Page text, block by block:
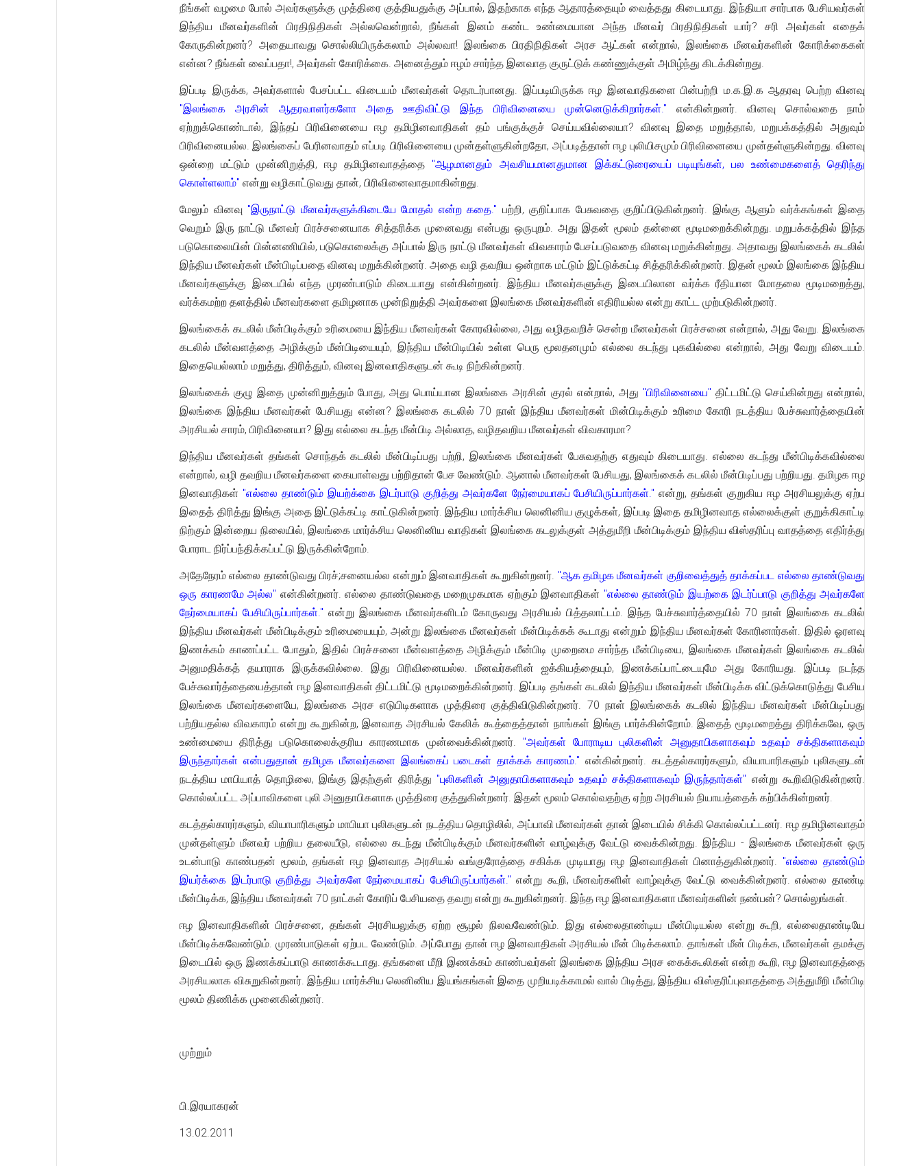
நீங்கள் வழமை போல் அவர்களுக்கு முத்திரை குத்தியதுக்கு அப்பால், இதற்காக எந்த ஆதாரத்தையும் வைத்தது கிடையாது. இந்தியா சார்பாக பேசியவர்கள்
இந்திய மீனவர்களின் பிரதிநிதிகள் அல்லவென்றால், நீங்கள் இனம் கண்ட உண்மையான அந்த மீனவர் பிரதிநிதிகள் யார்? சரி அவர்கள் எதைக்
கோருகின்றனர்? அதையாவது சொல்லியிருக்கலாம் அல்லவா! இலங்கை பிரதிநிதிகள் அரச ஆட்கள் என்றால், இலங்கை மீனவர்களின் கோரிக்கைகள்
என்ன? நீங்கள் வைப்பதா!, அவர்கள் கோரிக்கை. அனைத்தும் ஈழம் சார்ந்த இனவாத குருட்டுக் கண்ணுக்குள் அமிழ்ந்து கிடக்கின்றது.
இப்படி இருக்க, அவர்களால் பேசப்பட்ட விடையம் மீனவர்கள் தொடர்பானது. இப்படியிருக்க ஈழ இனவாதிகளை பின்பற்றி ம.க.இ.க ஆதரவு பெற்ற வினவு
"இலங்கை அரசின் ஆதரவாளர்களோ அதை ஊதிவிட்டு இந்த பிரிவினையை முன்னெடுக்கிறார்கள்." என்கின்றனர். வினவு சொல்வதை நாம்
ஏற்றுக்கொண்டால், இந்தப் பிரிவினையை ஈழ தமிழினவாதிகள் தம் பங்குக்குச் செய்யவில்லையா? வினவு இதை மறுத்தால், மறுபக்கத்தில் அதுவும்
பிரிவினையல்ல. இலங்கைப் பேரினவாதம் எப்படி பிரிவினையை முன்தள்ளுகின்றதோ, அப்படித்தான் ஈழ புலியிசமும் பிரிவினையை முன்தள்ளுகின்றது. வினவு
ஒன்றை மட்டும் முன்னிறுத்தி, ஈழ தமிழினவாதத்தை "ஆழமானதும் அவசியமானதுமான இக்கட்டுரையைப் படியுங்கள், பல உண்மைகளைத் தெரிந்து
கொள்ளலாம்" என்று வழிகாட்டுவது தான், பிரிவினைவாதமாகின்றது.
மேலும் வினவு "இருநாட்டு மீனவர்களுக்கிடையே மோதல் என்ற கதை." பற்றி, குறிப்பாக பேசுவதை குறிப்பிடுகின்றனர். இங்கு ஆளும் வர்க்கங்கள் இதை
வெறும் இரு நாட்டு மீனவர் பிரச்சனையாக சித்தரிக்க முனைவது என்பது ஒருபுறம். அது இதன் மூலம் தன்னை மூடிமறைக்கின்றது. மறுபக்கத்தில் இந்த
படுகொலையின் பின்னணியில், படுகொலைக்கு அப்பால் இரு நாட்டு மீனவர்கள் விவகாரம் பேசப்படுவதை வினவு மறுக்கின்றது. அதாவது இலங்கைக் கடலில்
இந்திய மீனவர்கள் மீன்பிடிப்பதை வினவு மறுக்கின்றனர். அதை வழி தவறிய ஒன்றாக மட்டும் இட்டுக்கட்டி சித்தரிக்கின்றனர். இதன் மூலம் இலங்கை இந்திய
மீனவர்களுக்கு இடையில் எந்த முரண்பாடும் கிடையாது என்கின்றனர். இந்திய மீனவர்களுக்கு இடையிலான வர்க்க ரீதியான மோதலை மூடிமறைத்து,
வர்க்கமற்ற தளத்தில் மீனவர்களை தமிழனாக முன்நிறுத்தி அவர்களை இலங்கை மீனவர்களின் எதிரியல்ல என்று காட்ட முற்படுகின்றனர்.
இலங்கைக் கடலில் மீன்பிடிக்கும் உரிமையை இந்திய மீனவர்கள் கோரவில்லை, அது வழிதவறிச் சென்ற மீனவர்கள் பிரச்சனை என்றால், அது வேறு. இலங்கை
கடலில் மீன்வளத்தை அழிக்கும் மீன்பிடியையும், இந்திய மீன்பிடியில் உள்ள பெரு மூலதனமும் எல்லை கடந்து புகவில்லை என்றால், அது வேறு விடையம்.
இதையெல்லாம் மறுத்து, திரித்தும், வினவு இனவாதிகளுடன் கூடி நிற்கின்றனர்.
இலங்கைக் குழு இதை முன்னிறுத்தும் போது, அது பொய்யான இலங்கை அரசின் குரல் என்றால், அது "பிரிவினையை" திட்டமிட்டு செய்கின்றது என்றால்,
இலங்கை இந்திய மீனவர்கள் பேசியது என்ன? இலங்கை கடலில் 70 நாள் இந்திய மீனவர்கள் மின்பிடிக்கும் உரிமை கோரி நடத்திய பேச்சுவார்த்தையின்
அரசியல் சாரம், பிரிவினையா? இது எல்லை கடந்த மீன்பிடி அல்லாத, வழிதவறிய மீனவர்கள் விவகாரமா?
இந்திய மீனவர்கள் தங்கள் சொந்தக் கடலில் மீன்பிடிப்பது பற்றி, இலங்கை மீனவர்கள் பேசுவதற்கு எதுவும் கிடையாது. எல்லை கடந்து மீன்பிடிக்கவில்லை
என்றால், வழி தவறிய மீனவர்களை கையாள்வது பற்றிதான் பேச வேண்டும். ஆனால் மீனவர்கள் பேசியது, இலங்கைக் கடலில் மீன்பிடிப்பது பற்றியது. தமிழக ஈழ
இனவாதிகள் "எல்லை தாண்டும் இயற்க்கை இடர்பாடு குறித்து அவர்களே நேர்மையாகப் பேசியிருப்பார்கள்." என்று, தங்கள் குறுகிய ஈழ அரசியலுக்கு ஏற்ப
இதைத் திரித்து இங்கு அதை இட்டுக்கட்டி காட்டுகின்றனர். இந்திய மார்க்சிய லெனினிய குழுக்கள், இப்படி இதை தமிழினவாத எல்லைக்குள் குறுக்கிகாட்டி
நிற்கும் இன்றைய நிலையில், இலங்கை மார்க்சிய லெனினிய வாதிகள் இலங்கை கடலுக்குள் அத்துமீறி மீன்பிடிக்கும் இந்திய விஸ்தரிப்பு வாதத்தை எதிர்த்து
போராட நிர்ப்பந்திக்கப்பட்டு இருக்கின்றோம்.
அதேநேரம் எல்லை தாண்டுவது பிரச்;சனையல்ல என்றும் இனவாதிகள் கூறுகின்றனர். "ஆக தமிழக மீனவர்கள் குறிவைத்துத் தாக்கப்பட எல்லை தாண்டுவது
ஒரு காரணமே அல்ல" என்கின்றனர். எல்லை தாண்டுவதை மறைமுகமாக ஏற்கும் இனவாதிகள் "எல்லை தாண்டும் இயற்கை இடர்ப்பாடு குறித்து அவர்களே
நேர்மையாகப் பேசியிருப்பார்கள்." என்று இலங்கை மீனவர்களிடம் கோருவது அரசியல் பித்தலாட்டம். இந்த பேச்சுவார்த்தையில் 70 நாள் இலங்கை கடலில்
இந்திய மீனவர்கள் மீன்பிடிக்கும் உரிமையையும், அன்று இலங்கை மீனவர்கள் மீன்பிடிக்கக் கூடாது என்றும் இந்திய மீனவர்கள் கோரினார்கள். இதில் ஓரளவு
இணக்கம் காணப்பட்ட போதும், இதில் பிரச்சனை மீன்வளத்தை அழிக்கும் மீன்பிடி முறைமை சார்ந்த மீன்பிடியை, இலங்கை மீனவர்கள் இலங்கை கடலில்
அனுமதிக்கத் தயாராக இருக்கவில்லை. இது பிரிவினையல்ல. மீனவர்களின் ஐக்கியத்தையும், இணக்கப்பாட்டையுமே அது கோரியது. இப்படி நடந்த
பேச்சுவார்த்தையைத்தான் ஈழ இனவாதிகள் திட்டமிட்டு மூடிமறைக்கின்றனர். இப்படி தங்கள் கடலில் இந்திய மீனவர்கள் மீன்பிடிக்க விட்டுக்கொடுத்து பேசிய
இலங்கை மீனவர்களையே, இலங்கை அரச எடுபிடிகளாக முத்திரை குத்திவிடுகின்றனர். 70 நாள் இலங்கைக் கடலில் இந்திய மீனவர்கள் மீன்பிடிப்பது
பற்றியதல்ல விவகாரம் என்று கூறுகின்ற, இனவாத அரசியல் கேலிக் கூத்தைத்தான் நாங்கள் இங்கு பார்க்கின்றோம். இதைத் மூடிமறைத்து திரிக்கவே, ஒரு
உண்மையை திரித்து படுகொலைக்குரிய காரணமாக முன்வைக்கின்றனர். "அவர்கள் போராடிய புலிகளின் அனுதாபிகளாகவும் உதவும் சக்திகளாகவும்
இருந்தார்கள் என்பதுதான் தமிழக மீனவர்களை இலங்கைப் படைகள் தாக்கக் காரணம்." என்கின்றனர். கடத்தல்காரர்களும், வியாபாரிகளும் புலிகளுடன்
நடத்திய மாபியாத் தொழிலை, இங்கு இதற்குள் திரித்து "புலிகளின் அனுதாபிகளாகவும் உதவும் சக்திகளாகவும் இருந்தார்கள்" என்று கூறிவிடுகின்றனர்.
கொல்லப்பட்ட அப்பாவிகளை புலி அனுதாபிகளாக முத்திரை குத்துகின்றனர். இதன் மூலம் கொல்வதற்கு ஏற்ற அரசியல் நியாயத்தைக் கற்பிக்கின்றனர்.
கடத்தல்காரர்களும், வியாபாரிகளும் மாபியா புலிகளுடன் நடத்திய தொழிலில், அப்பாவி மீனவர்கள் தான் இடையில் சிக்கி கொல்லப்பட்டனர். ஈழ தமிழினவாதம்
முன்தள்ளும் மீனவர் பற்றிய தலையீடு, எல்லை கடந்து மீன்பிடிக்கும் மீனவர்களின் வாழ்வுக்கு வேட்டு வைக்கின்றது. இந்திய - இலங்கை மீனவர்கள் ஒரு
உடன்பாடு காண்பதன் மூலம், தங்கள் ஈழ இனவாத அரசியல் வங்குரோத்தை சகிக்க முடியாது ஈழ இனவாதிகள் பினாத்துகின்றனர். "எல்லை தாண்டும்
இயர்க்கை இடர்பாடு குறித்து அவர்களே நேர்மையாகப் பேசியிருப்பார்கள்." என்று கூறி, மீனவர்களிள் வாழ்வுக்கு வேட்டு வைக்கின்றனர். எல்லை தாண்டி
மீன்பிடிக்க, இந்திய மீனவர்கள் 70 நாட்கள் கோரிப் பேசியதை தவறு என்று கூறுகின்றனர். இந்த ஈழ இனவாதிகளா மீனவர்களின் நண்பன்? சொல்லுங்கள்.
ஈழ இனவாதிகளின் பிரச்சனை, தங்கள் அரசியலுக்கு ஏற்ற சூழல் நிலவவேண்டும். இது எல்லைதாண்டிய மீன்பிடியல்ல என்று கூறி, எல்லைதாண்டியே
மீன்பிடிக்கவேண்டும். முரண்பாடுகள் ஏற்பட வேண்டும். அப்போது தான் ஈழ இனவாதிகள் அரசியல் மீன் பிடிக்கலாம். தாங்கள் மீன் பிடிக்க, மீனவர்கள் தமக்கு
இடையில் ஒரு இணக்கப்பாடு காணக்கூடாது. தங்களை மீறி இணக்கம் காண்பவர்கள் இலங்கை இந்திய அரச கைக்கூலிகள் என்ற கூறி, ஈழ இனவாதத்தை
அரசியலாக விசுறுகின்றனர். இந்திய மார்க்சிய லெனினிய இயங்கங்கள் இதை முறியடிக்காமல் வால் பிடித்து, இந்திய விஸ்தரிப்புவாதத்தை அத்துமீறி மீன்பிடி
மூலம் திணிக்க முனைகின்றனர்.
முற்றும்
பி.இரயாகரன்
13.02.2011